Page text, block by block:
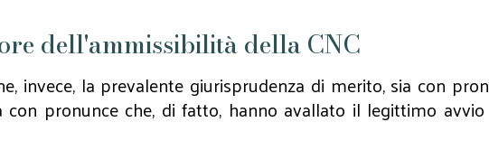
dell'ammissibilità della CNC
invece, la prevalente giurisprudenza di merito, sia con
pronunce che, di fatto, hanno avallato il legittimo